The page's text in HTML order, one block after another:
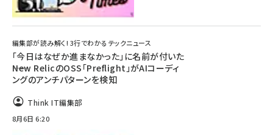
編集部が読み解く! 3行でわかるテックニュース
「今日はなぜか進まなかった」に名前が付いた
――New RelicのOSS「Preflight」がAIコーディ
ングのアンチパターンを検知
Think IT編集部
8月6日 6:20